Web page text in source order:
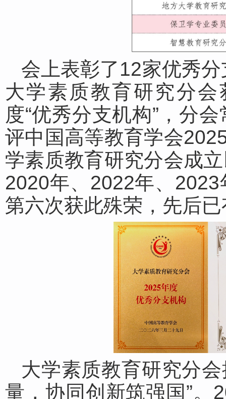
会上表彰了12家优秀
大学素质教育研究分
度“优秀分支机构”，分
评中国高等教育学会
学素质教育研究分会成
2020年、2022年、2023
第六次获此殊荣，先后
大学素质教育研究分会
量，协同创新筑强国”。